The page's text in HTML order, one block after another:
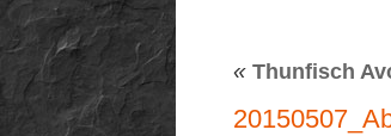
« Thunfisch